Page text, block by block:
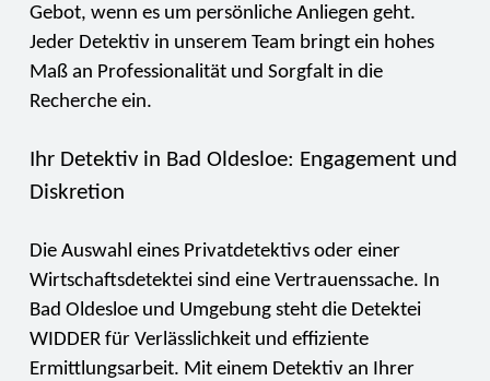
Gebot, wenn es um persönliche Anliegen geht.
Jeder Detektiv in unserem Team bringt ein hohes
Maß an Professionalität und Sorgfalt in die
Recherche ein.
Ihr Detektiv in Bad Oldesloe: Engagement und
Diskretion
Die Auswahl eines Privatdetektivs oder einer
Wirtschaftsdetektei sind eine Vertrauenssache. In
Bad Oldesloe und Umgebung steht die Detektei
WIDDER für Verlässlichkeit und effiziente
Ermittlungsarbeit. Mit einem Detektiv an Ihrer